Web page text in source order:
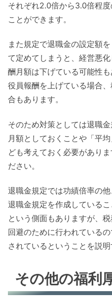
それぞれ2.0倍から3.0倍程
ことができます。
また規定で退職金の設定額
て定めてしまうと、経営悪
酬月額は下げている可能性
役員報酬を上げている場合
合もあります。
そのため対策としては退職
月額としておくことや「平
ども考えておく必要があり
ださい。
退職金規定では功績倍率の
退職金規定を作成している
という側面もありますが、
回避のために行われている
されているということを説明
その他の福利